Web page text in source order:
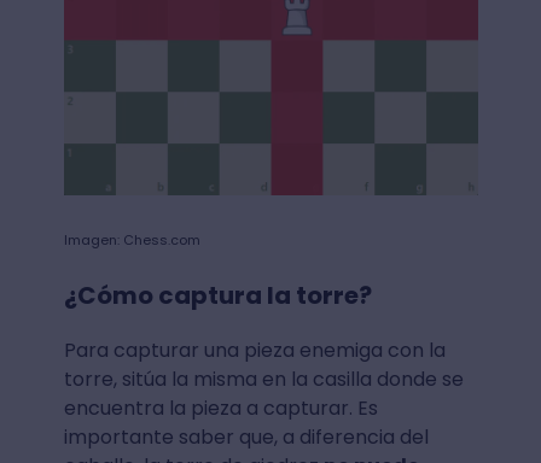
Imagen: Chess.com
¿Cómo captura la torre?
Para capturar una pieza enemiga con la
torre, sitúa la misma en la casilla donde se
encuentra la pieza a capturar. Es
importante saber que, a diferencia del